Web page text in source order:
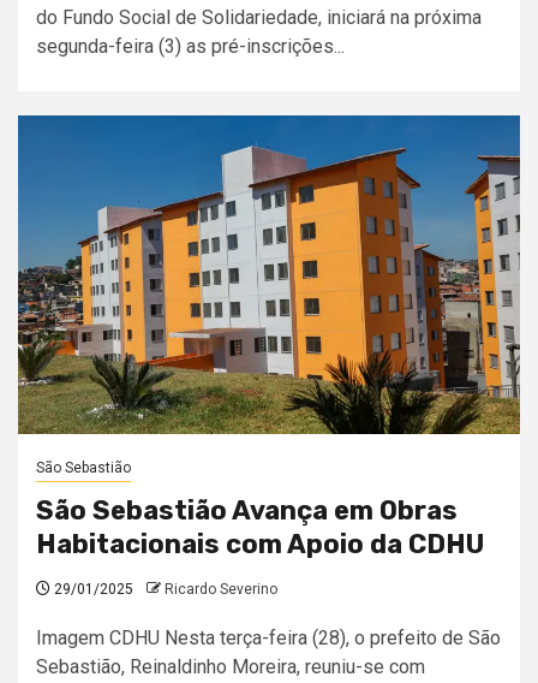
do Fundo Social de Solidariedade, iniciará na próxima
segunda-feira (3) as pré-inscrições...
São Sebastião
São Sebastião Avança em Obras
Habitacionais com Apoio da CDHU
29/01/2025 Ricardo Severino
Imagem CDHU Nesta terça-feira (28), o prefeito de São
Sebastião, Reinaldinho Moreira, reuniu-se com